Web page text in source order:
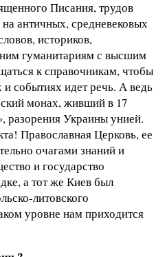
Писания, трудов
античных, средневековых
историков,
гуманитариям с высшим
к справочникам, чтобы
и событиях идет речь. А ведь
монах, живший в 17
разорения Украины унией.
Православная Церковь, ее
очагами знаний и
и государство
а тот же Киев был
литовского
уровне нам приходится